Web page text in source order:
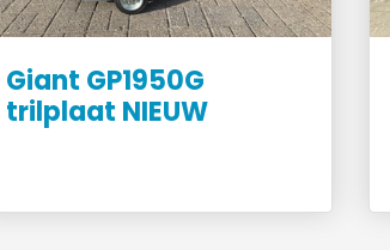
Giant GP1950G
trilplaat NIEUW